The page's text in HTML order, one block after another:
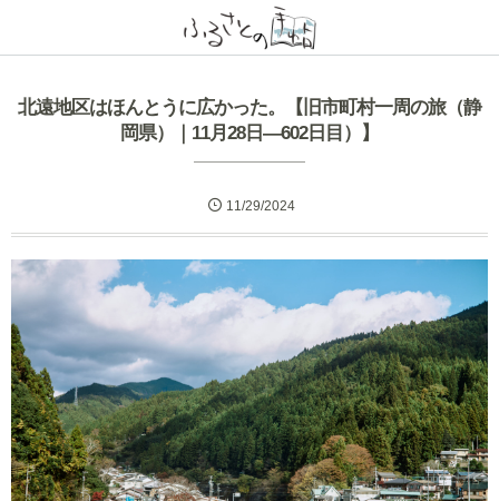
北遠地区はほんとうに広かった。【旧市町村一周の旅（静
岡県）｜11月28日―602日目）】
11/29/2024